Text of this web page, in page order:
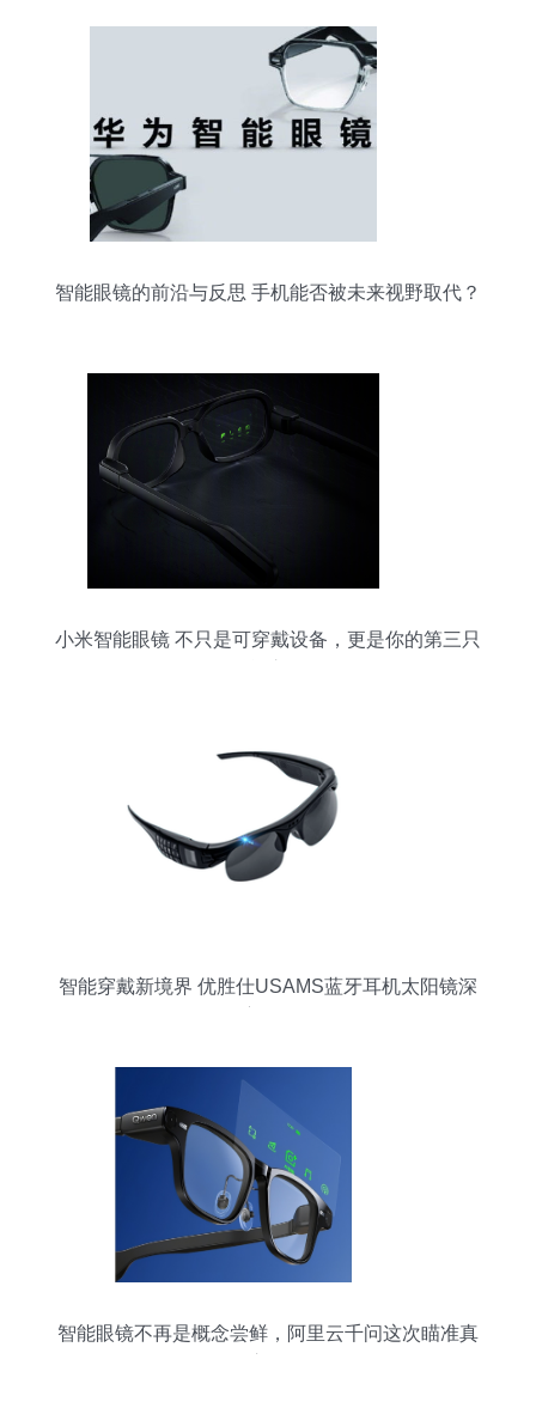
智能眼镜的前沿与反思 手机能否被未来视野取代？
小米智能眼镜 不只是可穿戴设备，更是你的第三只
智能穿戴新境界 优胜仕USAMS蓝牙耳机太阳镜深
智能眼镜不再是概念尝鲜，阿里云千问这次瞄准真